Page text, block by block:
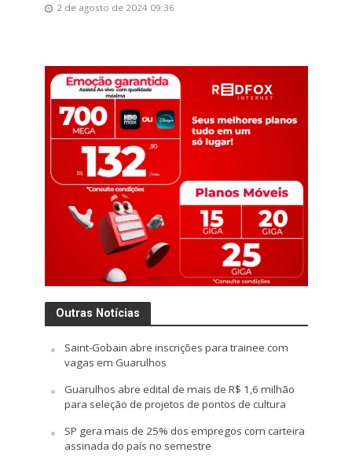
2 de agosto de 2024 09:36
Outras Notícias
Saint-Gobain abre inscrições para trainee com
vagas em Guarulhos
Guarulhos abre edital de mais de R$ 1,6 milhão
para seleção de projetos de pontos de cultura
SP gera mais de 25% dos empregos com carteira
assinada do país no semestre